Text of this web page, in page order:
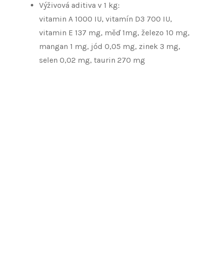
Výživová aditiva v 1 kg:
vitamin A 1000 IU, vitamín D3 700 IU,
vitamin E 137 mg, měď 1mg, železo 10 mg,
mangan 1 mg, jód 0,05 mg, zinek 3 mg,
selen 0,02 mg, taurin 270 mg